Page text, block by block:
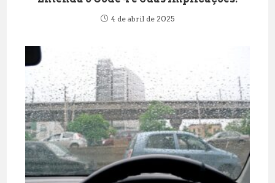
4 de abril de 2025